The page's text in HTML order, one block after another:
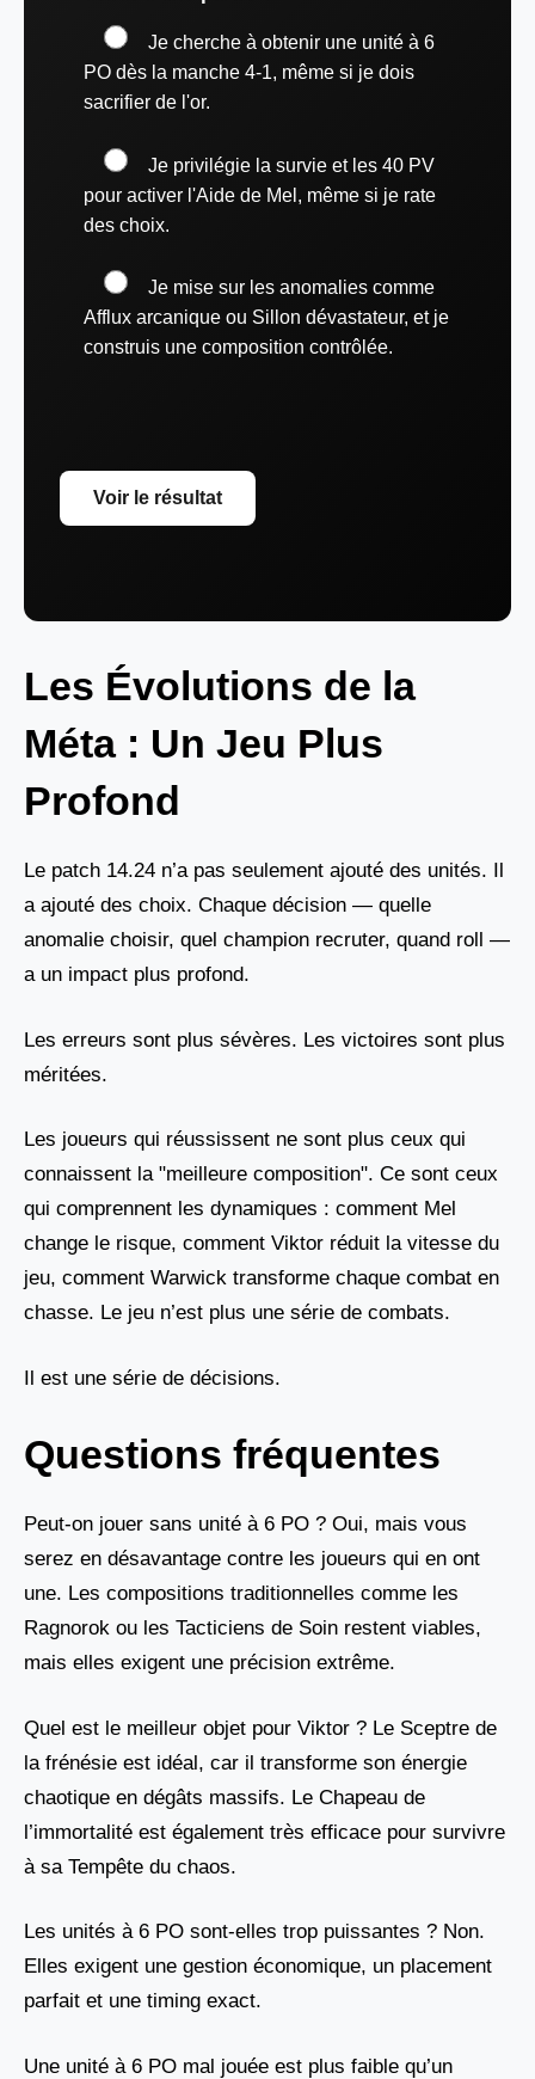
Je cherche à obtenir une unité à 6
PO dès la manche 4-1, même si je dois
sacrifier de l'or.
Je privilégie la survie et les 40 PV
pour activer l'Aide de Mel, même si je rate
des choix.
Je mise sur les anomalies comme
Afflux arcanique ou Sillon dévastateur, et je
construis une composition contrôlée.
Voir le résultat
Les Évolutions de la
Méta : Un Jeu Plus
Profond
Le patch 14.24 n’a pas seulement ajouté des unités. Il
a ajouté des choix. Chaque décision — quelle
anomalie choisir, quel champion recruter, quand roll —
a un impact plus profond.
Les erreurs sont plus sévères. Les victoires sont plus
méritées.
Les joueurs qui réussissent ne sont plus ceux qui
connaissent la "meilleure composition". Ce sont ceux
qui comprennent les dynamiques : comment Mel
change le risque, comment Viktor réduit la vitesse du
jeu, comment Warwick transforme chaque combat en
chasse. Le jeu n’est plus une série de combats.
Il est une série de décisions.
Questions fréquentes
Peut-on jouer sans unité à 6 PO ? Oui, mais vous
serez en désavantage contre les joueurs qui en ont
une. Les compositions traditionnelles comme les
Ragnorok ou les Tacticiens de Soin restent viables,
mais elles exigent une précision extrême.
Quel est le meilleur objet pour Viktor ? Le Sceptre de
la frénésie est idéal, car il transforme son énergie
chaotique en dégâts massifs. Le Chapeau de
l’immortalité est également très efficace pour survivre
à sa Tempête du chaos.
Les unités à 6 PO sont-elles trop puissantes ? Non.
Elles exigent une gestion économique, un placement
parfait et une timing exact.
Une unité à 6 PO mal jouée est plus faible qu’un